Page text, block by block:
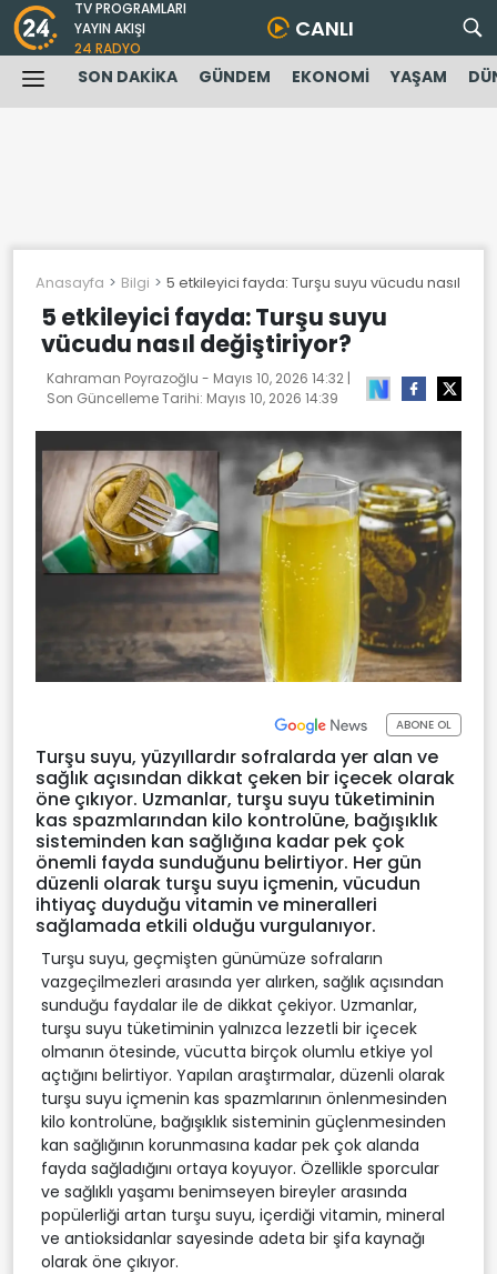
TV PROGRAMLARI
YAYIN AKIŞI
24 RADYO
CANLI
SON DAKİKA GÜNDEM EKONOMİ YAŞAM
Anasayfa Bilgi 5 etkileyici fayda: Turşu suyu vücudu nasıl
5 etkileyici fayda: Turşu suyu
vücudu nasıl değiştiriyor?
Kahraman Poyrazoğlu - Mayıs 10, 2026 14:32 |
Son Güncelleme Tarihi: Mayıs 10, 2026 14:39
ABONE OL
Turşu suyu, yüzyıllardır sofralarda yer alan ve
sağlık açısından dikkat çeken bir içecek olarak
öne çıkıyor. Uzmanlar, turşu suyu tüketiminin
kas spazmlarından kilo kontrolüne, bağışıklık
sisteminden kan sağlığına kadar pek çok
önemli fayda sunduğunu belirtiyor. Her gün
düzenli olarak turşu suyu içmenin, vücudun
ihtiyaç duyduğu vitamin ve mineralleri
sağlamada etkili olduğu vurgulanıyor.
Turşu suyu, geçmişten günümüze sofraların
vazgeçilmezleri arasında yer alırken, sağlık açısından
sunduğu faydalar ile de dikkat çekiyor. Uzmanlar,
turşu suyu tüketiminin yalnızca lezzetli bir içecek
olmanın ötesinde, vücutta birçok olumlu etkiye yol
açtığını belirtiyor. Yapılan araştırmalar, düzenli olarak
turşu suyu içmenin kas spazmlarının önlenmesinden
kilo kontrolüne, bağışıklık sisteminin güçlenmesinden
kan sağlığının korunmasına kadar pek çok alanda
fayda sağladığını ortaya koyuyor. Özellikle sporcular
ve sağlıklı yaşamı benimseyen bireyler arasında
popülerliği artan turşu suyu, içerdiği vitamin, mineral
ve antioksidanlar sayesinde adeta bir şifa kaynağı
olarak öne çıkıyor.